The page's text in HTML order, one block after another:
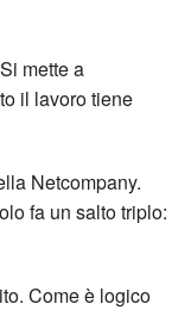
mette a
il lavoro tiene
Netcompany.
fa un salto triplo:
Come è logico